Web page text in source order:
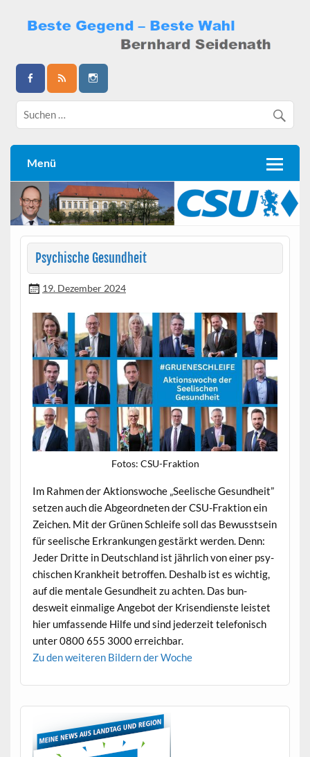
content
Bernhard Seidenath
Menü
Psychische Gesundheit
19. Dezember 2024
Fotos: CSU-Frak­tion
Im Rah­men der Aktionswoche „Seel­is­che Gesund­heit”
set­zen auch die Abge­ord­neten der CSU-Frak­tion ein
Zeichen. Mit der Grü­nen Schleife soll das Bewusst­sein
für seel­is­che Erkrankun­gen gestärkt wer­den. Denn:
Jed­er Dritte in Deutsch­land ist jährlich von ein­er psy­
chis­chen Krankheit betrof­fen. Deshalb ist es wichtig,
auf die men­tale Gesund­heit zu acht­en. Das bun­
desweit ein­ma­lige Ange­bot der Krisen­di­en­ste leis­tet
hier umfassende Hil­fe und sind jed­erzeit tele­fonisch
unter 0800 655 3000 erreichbar.
Zu den weit­eren Bildern der Woche